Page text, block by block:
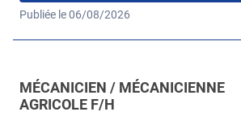
Publiée le 06/08/2026
MÉCANICIEN / MÉCANICIENNE
AGRICOLE F/H